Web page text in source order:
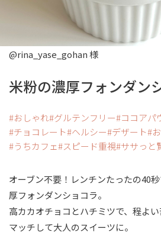
@rina_yase_gohan 様
米粉の濃厚フォンダン
おしゃれ グルテンフリー ココアパ
チョコレート ヘルシー デザート
うちカフェ
スピード重視 ササっと
オーブン不要！レンチンたったの40
厚フォンダンショコラ。
高カカオチョコとハチミツで、程よ
マッチして大人のスイーツに。